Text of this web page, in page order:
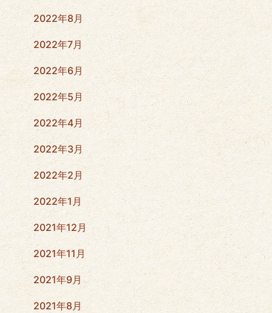
2022年8月
2022年7月
2022年6月
2022年5月
2022年4月
2022年3月
2022年2月
2022年1月
2021年12月
2021年11月
2021年9月
2021年8月